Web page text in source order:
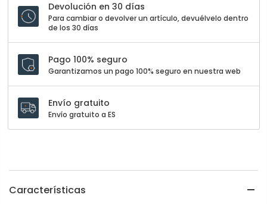
Devolución en 30 días
Para cambiar o devolver un artículo, devuélvelo dentro
de los 30 días
Pago 100% seguro
Garantizamos un pago 100% seguro en nuestra web
Envío gratuito
Envío gratuito a ES
Características